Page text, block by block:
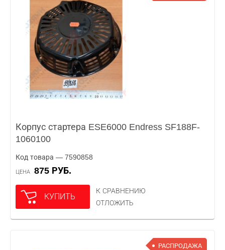
Корпус стартера ESE6000 Endress SF188F-
1060100
Код товара — 7590858
ЦЕНА 875 РУБ.
КУПИТЬ
К СРАВНЕНИЮ
ОТЛОЖИТЬ
РАСПРОДАЖА